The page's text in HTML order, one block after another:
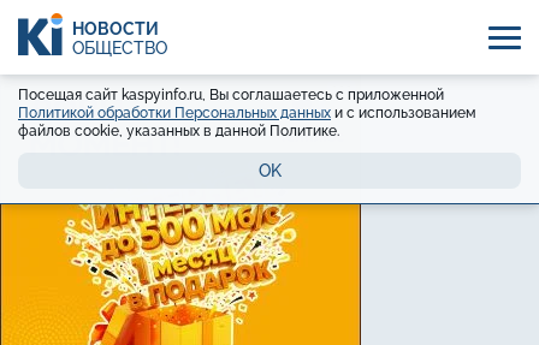
НОВОСТИ
ОБЩЕСТВО
Посещая сайт kaspyinfo.ru, Вы соглашаетесь с приложенной
Политикой обработки Персональных данных и с использованием
файлов cookie, указанных в данной Политике.
OK